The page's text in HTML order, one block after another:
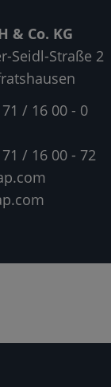
& Co. KG
Seidl-Straße 2
/ 16 00 - 0
/ 16 00 - 72